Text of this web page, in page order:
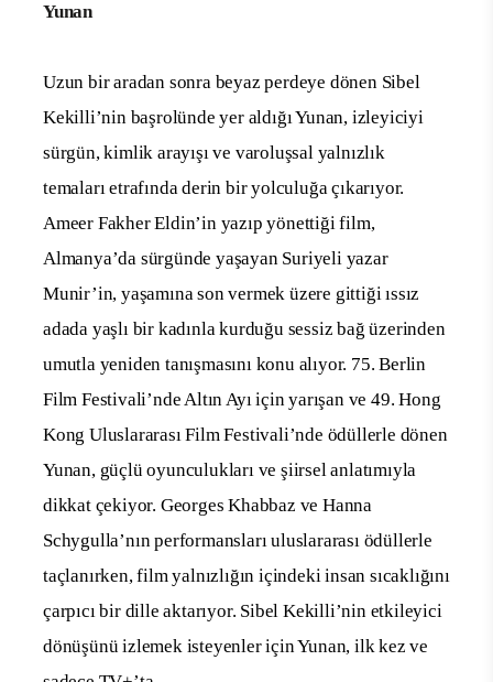
Yunan
Uzun bir aradan sonra beyaz perdeye dönen Sibel
Kekilli’nin başrolünde yer aldığı Yunan, izleyiciyi
sürgün, kimlik arayışı ve varoluşsal yalnızlık
temaları etrafında derin bir yolculuğa çıkarıyor.
Ameer Fakher Eldin’in yazıp yönettiği film,
Almanya’da sürgünde yaşayan Suriyeli yazar
Munir’in, yaşamına son vermek üzere gittiği ıssız
adada yaşlı bir kadınla kurduğu sessiz bağ üzerinden
umutla yeniden tanışmasını konu alıyor. 75. Berlin
Film Festivali’nde Altın Ayı için yarışan ve 49. Hong
Kong Uluslararası Film Festivali’nde ödüllerle dönen
Yunan, güçlü oyunculukları ve şiirsel anlatımıyla
dikkat çekiyor. Georges Khabbaz ve Hanna
Schygulla’nın performansları uluslararası ödüllerle
taçlanırken, film yalnızlığın içindeki insan sıcaklığını
çarpıcı bir dille aktarıyor. Sibel Kekilli’nin etkileyici
dönüşünü izlemek isteyenler için Yunan, ilk kez ve